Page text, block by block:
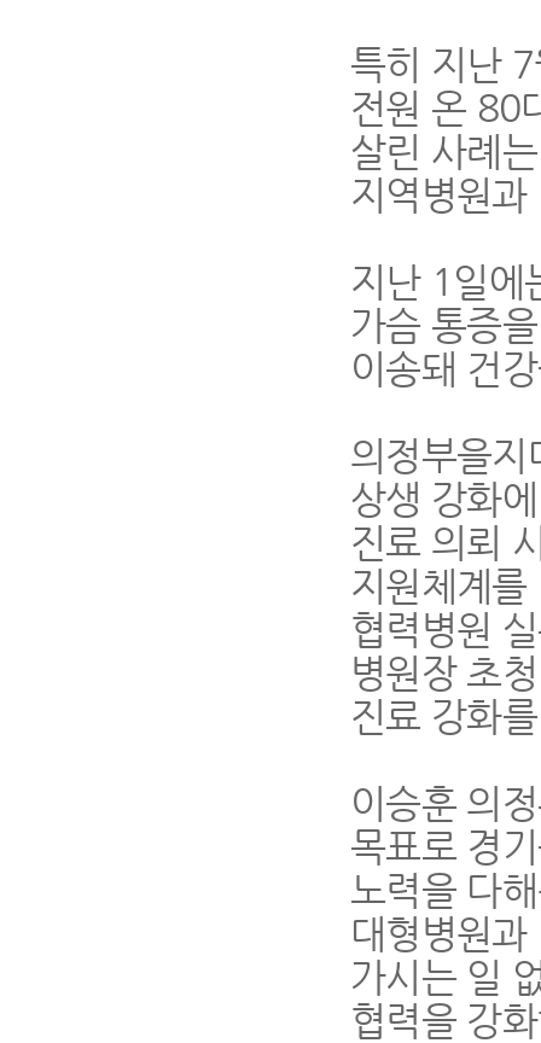
특히 지난 7
전원 온 80
살린 사례
지역병원
지난 1 일에
가슴 통증
이송돼 건
의정부을지
상생 강화
진료 의뢰
지원체계
협력병원
병원장 초
진료 강화
이승훈 의
목표로 경
노력을 다
대형병원
가시는 일
협력을 강